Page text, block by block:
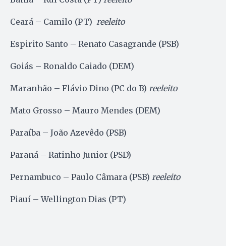
Ceará – Camilo (PT) reeleito
Espirito Santo – Renato Casagrande (PSB)
Goiás – Ronaldo Caiado (DEM)
Maranhão – Flávio Dino (PC do B) reeleito
Mato Grosso – Mauro Mendes (DEM)
Paraíba – João Azevêdo (PSB)
Paraná – Ratinho Junior (PSD)
Pernambuco – Paulo Câmara (PSB) reeleito
Piauí – Wellington Dias (PT)